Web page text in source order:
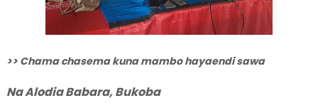
>> Chama chasema kuna mambo hayaendi sawa
Na Alodia Babara, Bukoba